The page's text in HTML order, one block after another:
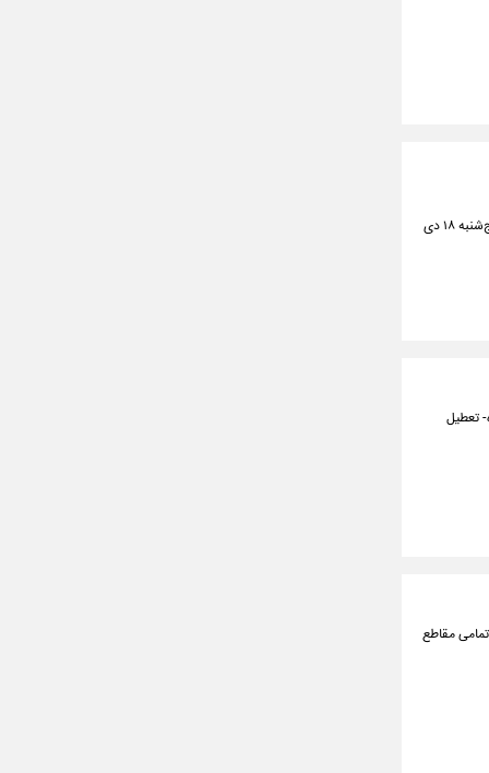
سردار کیومرث حسینی‌نژاد که جانشین فرماندهی انتظامی شهرستان مبارکه را بر عهده داشت در حمله شامگاه پنج‌شنبه ۱۸ دی
مدارس و دانشگاه های استان فردا دوشنبه -۲۲ دی‌ماه- تعطیل
دوشنبه ۲۲ دی‌ماه سالجاری در تمامی مقاطع